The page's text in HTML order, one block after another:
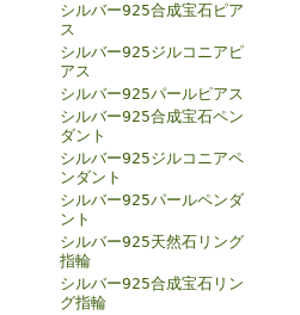
シルバー925合成宝石ピア
ス
シルバー925ジルコニアピ
アス
シルバー925パールピアス
シルバー925合成宝石ペン
ダント
シルバー925ジルコニアペ
ンダント
シルバー925パールペンダ
ント
シルバー925天然石リング
指輪
シルバー925合成宝石リン
グ指輪